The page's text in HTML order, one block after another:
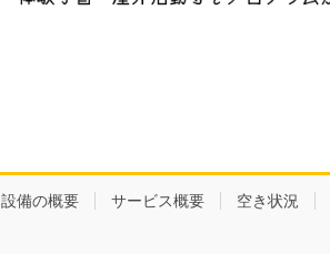
設備の概要 サービス概要 空き状況